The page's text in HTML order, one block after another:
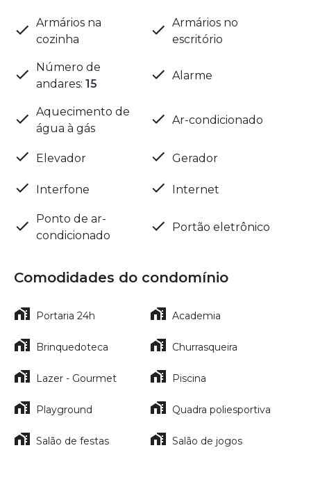
Armários na
cozinha
Armários no
escritório
Número de
andares: 15
Alarme
Aquecimento de
água à gás
Ar-condicionado
Elevador Gerador
Interfone Internet
Ponto de ar-
condicionado
Portão eletrônico
Comodidades do condomínio
Portaria 24h Academia
Brinquedoteca Churrasqueira
Lazer - Gourmet Piscina
Playground Quadra poliesportiva
Salão de festas Salão de jogos